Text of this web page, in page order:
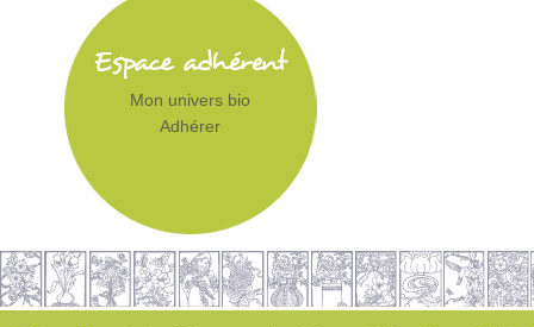
Mon univers bio
Adhérer